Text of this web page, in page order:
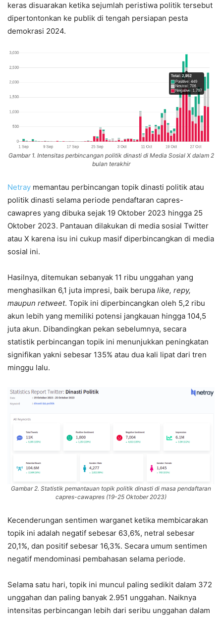
keras disuarakan ketika sejumlah peristiwa politik tersebut
dipertontonkan ke publik di tengah persiapan pesta
demokrasi 2024.
Gambar 1. Intensitas perbincangan politik dinasti di Media Sosial X dalam 2
bulan terakhir
Netray memantau perbincangan topik dinasti politik atau
politik dinasti selama periode pendaftaran capres-
cawapres yang dibuka sejak 19 Oktober 2023 hingga 25
Oktober 2023. Pantauan dilakukan di media sosial Twitter
atau X karena isu ini cukup masif diperbincangkan di media
sosial ini.
Hasilnya, ditemukan sebanyak 11 ribu unggahan yang
menghasilkan 6,1 juta impresi, baik berupa like, repy,
maupun retweet. Topik ini diperbincangkan oleh 5,2 ribu
akun lebih yang memiliki potensi jangkauan hingga 104,5
juta akun. Dibandingkan pekan sebelumnya, secara
statistik perbincangan topik ini menunjukkan peningkatan
signifikan yakni sebesar 135% atau dua kali lipat dari tren
minggu lalu.
Gambar 2. Statistik pemantauan topik politik dinasti di masa pendaftaran
capres-cawapres (19-25 Oktober 2023)
Kecenderungan sentimen warganet ketika membicarakan
topik ini adalah negatif sebesar 63,6%, netral sebesar
20,1%, dan positif sebesar 16,3%. Secara umum sentimen
negatif mendominasi pembahasan selama periode.
Selama satu hari, topik ini muncul paling sedikit dalam 372
unggahan dan paling banyak 2.951 unggahan. Naiknya
intensitas perbincangan lebih dari seribu unggahan dalam